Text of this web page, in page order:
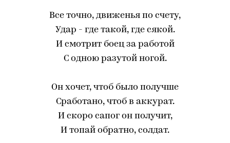
Все точно, движенья по счету,
Удар - где такой, где сякой.
И смотрит боец за работой
С одною разутой ногой.
Он хочет, чтоб было получше
Сработано, чтоб в аккурат.
И скоро сапог он получит,
И топай обратно, солдат.